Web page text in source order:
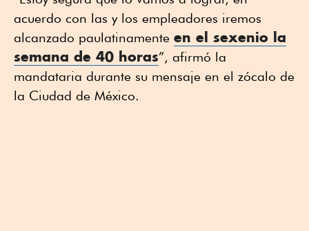
acuerdo con las y los empleadores iremos
alcanzado paulatinamente en el sexenio la
semana de 40 horas”, afirmó la
mandataria durante su mensaje en el zócalo de
la Ciudad de México.